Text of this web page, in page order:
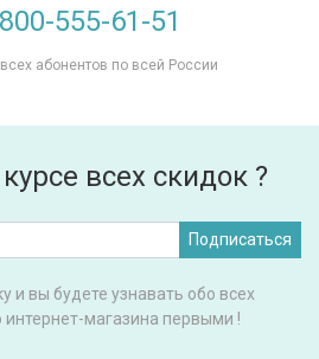
555-61-51
абонентов по всей России
всех скидок ?
Подписаться
и вы будете узнавать обо всех
интернет-магазина первыми !